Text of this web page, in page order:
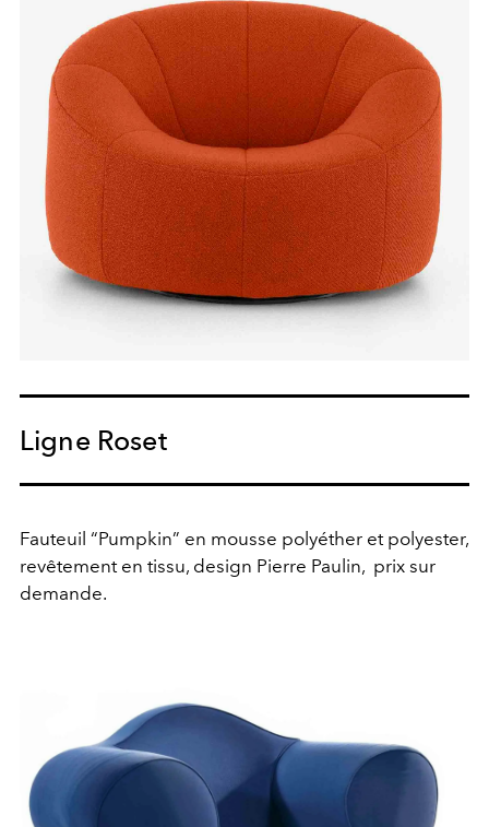
Ligne Roset
Fauteuil “Pumpkin” en mousse polyéther et polyester,
revêtement en tissu, design Pierre Paulin, prix sur
demande.